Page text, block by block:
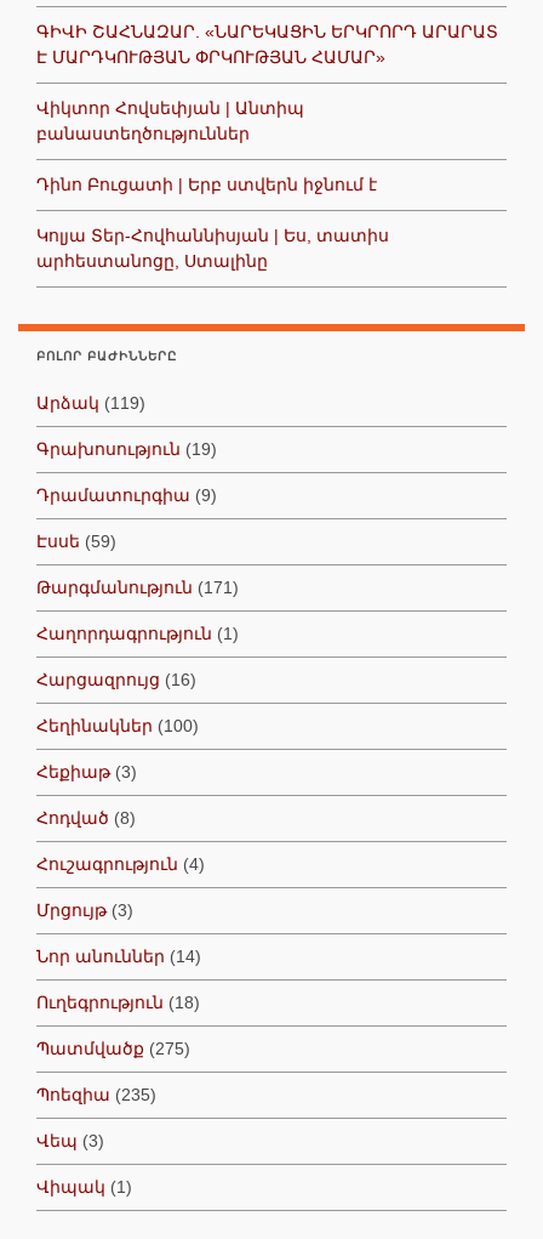
ԳԻՎԻ ՇԱՀՆԱԶԱՐ. «ՆԱՐԵԿԱՑԻՆ ԵՐԿՐՈՐԴ ԱՐԱՐԱՏ
Է ՄԱՐԴԿՈՒԹՅԱՆ ՓՐԿՈՒԹՅԱՆ ՀԱՄԱՐ»
Վիկտոր Հովսեփյան | Անտիպ
բանաստեղծություններ
Դինո Բուցատի | Երբ ստվերն իջնում է
Կոլյա Տեր-Հովհաննիսյան | Ես, տատիս
արհեստանոցը, Ստալինը
ԲՈԼՈՐ ԲԱԺԻՆՆԵՐԸ
Արձակ (119)
Գրախոսություն (19)
Դրամատուրգիա (9)
Էսսե (59)
Թարգմանություն (171)
Հաղորդագրություն (1)
Հարցազրույց (16)
Հեղինակներ (100)
Հեքիաթ(3)
Հոդված (8)
Հուշագրություն (4)
Մրցույթ(3)
Նոր անուններ (14)
Ուղեգրություն (18)
Պատմվածք (275)
Պոեզիա (235)
Վեպ (3)
Վիպակ (1)